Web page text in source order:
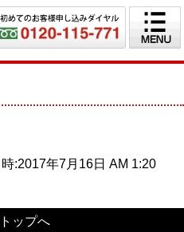
時:2017年7月16日 AM 1:20
ップへ